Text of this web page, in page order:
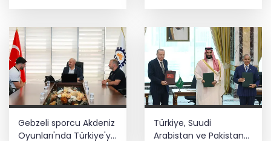
Gebzeli sporcu Akdeniz
Oyunları'nda Türkiye'yi
Türkiye, Suudi
Arabistan ve Pakistan